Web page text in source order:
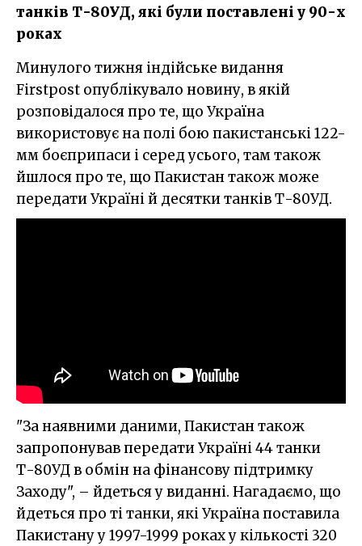
танків Т-80УД, які були поставлені у 90-х
роках
Минулого тижня індійське видання
Firstpost опублікувало новину, в якій
розповідалося про те, що Україна
використовує на полі бою пакистанські 122-
мм боєприпаси і серед усього, там також
йшлося про те, що Пакистан також може
передати Україні й десятки танків Т-80УД.
"За наявними даними, Пакистан також
запропонував передати Україні 44 танки
Т-80УД в обмін на фінансову підтримку
Заходу", – йдеться у виданні. Нагадаємо, що
йдеться про ті танки, які Україна поставила
Пакистану у 1997-1999 роках у кількості 320